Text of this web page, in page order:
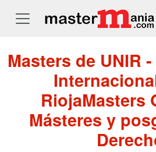
Masters de UNIR
RiojaMasters
Másteres y